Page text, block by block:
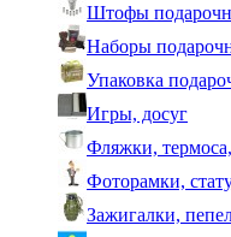
Штофы
Наборы
Упаковка
Игры, досуг
Фляжки,
Фоторамки,
Зажигалки,